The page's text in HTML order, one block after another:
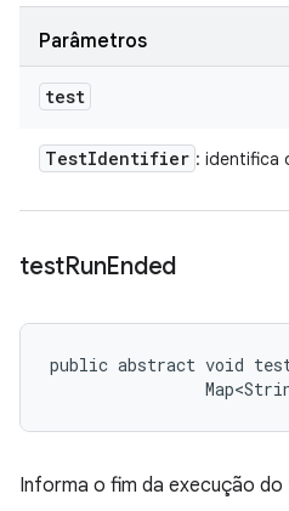
Parâmetros
test
TestIdentifier : identifica
testRunEnded
public abstract void
Informa o fim da execução